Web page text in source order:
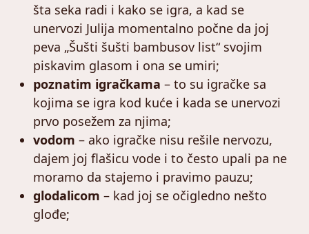
šta seka radi i kako se igra, a kad se
unervozi Julija momentalno počne da joj
peva „Šušti šušti bambusov list“ svojim
piskavim glasom i ona se umiri;
poznatim igračkama – to su igračke sa
kojima se igra kod kuće i kada se unervozi
prvo posežem za njima;
vodom – ako igračke nisu rešile nervozu,
dajem joj flašicu vode i to često upali pa ne
moramo da stajemo i pravimo pauzu;
glodalicom – kad joj se očigledno nešto
glođe;